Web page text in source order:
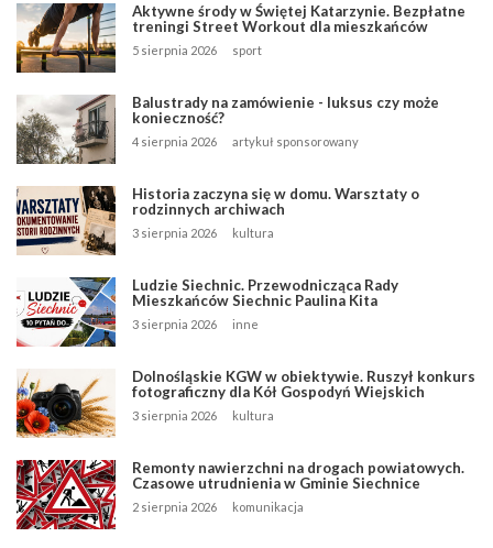
Aktywne środy w Świętej Katarzynie. Bezpłatne
treningi Street Workout dla mieszkańców
5 sierpnia 2026 sport
Balustrady na zamówienie - luksus czy może
konieczność?
4 sierpnia 2026 artykuł sponsorowany
Historia zaczyna się w domu. Warsztaty o
rodzinnych archiwach
3 sierpnia 2026 kultura
Ludzie Siechnic. Przewodnicząca Rady
Mieszkańców Siechnic Paulina Kita
3 sierpnia 2026 inne
Dolnośląskie KGW w obiektywie. Ruszył konkurs
fotograficzny dla Kół Gospodyń Wiejskich
3 sierpnia 2026 kultura
Remonty nawierzchni na drogach powiatowych.
Czasowe utrudnienia w Gminie Siechnice
2 sierpnia 2026 komunikacja